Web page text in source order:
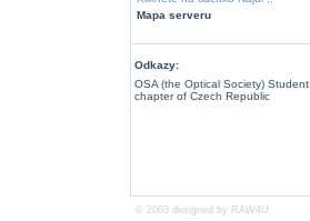
Mapa serveru
Odkazy:
OSA (the Optical Society) Student
chapter of Czech Republic
© 2003 designed by RAW4U